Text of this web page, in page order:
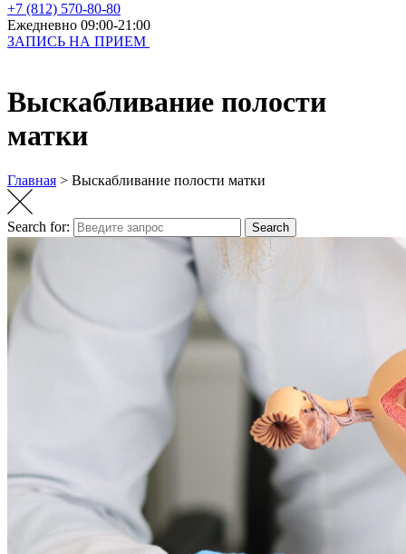
+7 (812) 570-80-80
Ежедневно 09:00-21:00
ЗАПИСЬ НА ПРИЕМ
Выскабливание полости
матки
Главная > Выскабливание полости матки
Search for: Search